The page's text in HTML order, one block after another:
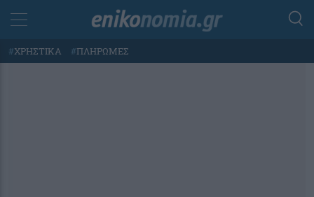
#ΧΡΗΣΤΙΚΑ #ΠΛΗΡΩΜΕΣ